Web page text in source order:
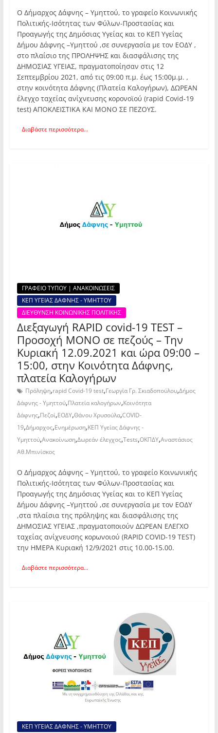
Ο Δήμαρχος Δάφνης – Υμηττού, το γραφείο Κοινωνικής
Πολιτικής-Ισότητας των Φύλων-Προστασίας και
Προαγωγής της Δημόσιας Υγείας και το ΚΕΠ Υγείας
Δήμου Δάφνης –Υμηττού ,σε συνεργασία με τον ΕΟΔΥ ,
στο πλαίσιο της ΠΡΟΛΗΨΗΣ και διασφάλισης της
ΔΗΜΟΣΙΑΣ ΥΓΕΙΑΣ, πραγματοποίησαν στις 12
Σεπτεμβρίου 2021, από τις 09:00 π.μ. έως 15:00μ.μ. ,
στην κοινότητα Δάφνης (Πλατεία Καλογήρων), ΔΩΡΕΑΝ
έλεγχο ταχείας ανίχνευσης κορονοϊού (rapid Covid-19
test) ΑΠΟΚΛΕΙΣΤΙΚΑ ΚΑΙ ΜΟΝΟ ΣΕ ΠΕΖΟΥΣ.
Διαβάστε περισσότερα...
ΓΡΑΦΕΙΟ ΤΥΠΟΥ | ΑΝΑΚΟΙΝΩΣΕΙΣ
ΚΕΠ ΥΓΕΙΑΣ ΔΑΦΝΗΣ - ΥΜΗΤΤΟΥ
ΔΙΕΥΘΥΝΣΗ ΚΟΙΝΩΝΙΚΗΣ ΠΟΛΙΤΙΚΗΣ
Διεξαγωγή RAPID covid-19 TEST –
Προσοχή ΜΟΝΟ σε πεζούς – Την
Κυριακή 12.09.2021 και ώρα 09:00 –
15:00, στην Kοινότητα Δάφνης,
πλατεία Καλογήρων
Πρόληψη,rapid Covid-19 test,Γεωργία Γρ. Σκιαδοπούλου,Δήμος
Δάφνης - Υμηττού,Πλατεία καλογήρων,Κοινότητα
Δάφνης,Πεζοί,ΕΟΔΥ,Θάνου Χρυσούλα,COVID-
19,Δήμαρχος,Ενημέρωση,ΚΕΠ Υγείας Δάφνης -
Υμηττού,Ανακοίνωση,Δωρεάν έλεγχος,Tests,ΟΚΠΔΥ,Αναστάσιος
Αθ.Μπινίσκος
Ο Δήμαρχος Δάφνης – Υμηττού, το γραφείο Κοινωνικής
Πολιτικής-Ισότητας των Φύλων-Προστασίας και
Προαγωγής της Δημόσιας Υγείας και το ΚΕΠ Υγείας
Δήμου Δάφνης –Υμηττού ,σε συνεργασία με τον ΕΟΔΥ
,στα πλαίσια της πρόληψης και διασφάλισης της
ΔΗΜΟΣΙΑΣ ΥΓΕΙΑΣ ,πραγματοποιούν ΔΩΡΕΑΝ ΕΛΕΓΧΟ
ταχείας ανίχνευσης κορωνοιού (RAPID COVID-19 TEST)
την ΗΜΕΡΑ Κυριακή 12/9/2021 στις 10.00-15.00.
Διαβάστε περισσότερα...
ΚΕΠ ΥΓΕΙΑΣ ΔΑΦΝΗΣ - ΥΜΗΤΤΟΥ